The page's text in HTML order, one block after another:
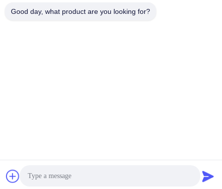
Good day, what product are you looking for?